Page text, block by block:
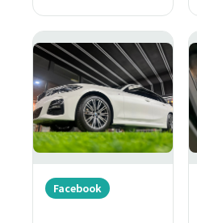
Facebook